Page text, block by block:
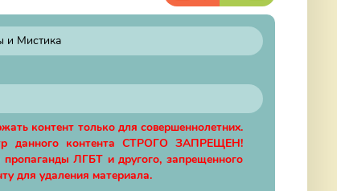
и Мистика
контент только для совершеннолетних.
данного контента СТРОГО ЗАПРЕЩЕН!
пропаганды ЛГБТ и другого, запрещенного
для удаления материала.